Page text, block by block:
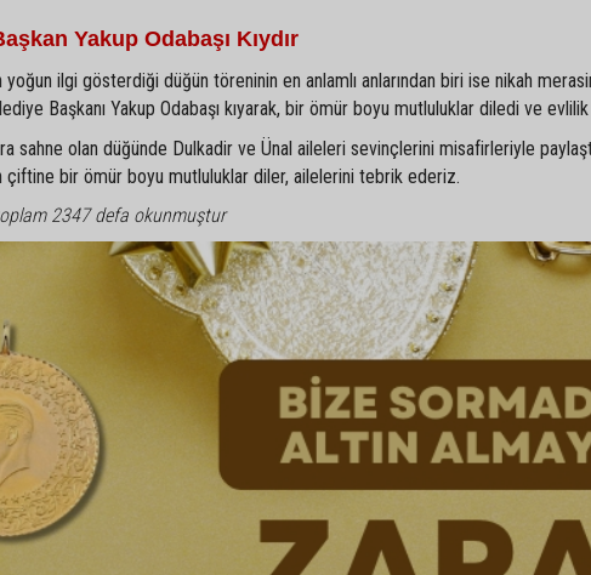
Yakup Odabaşı Kıydır
ilgi gösterdiği düğün töreninin en anlamlı anlarından biri ise nikah
Başkanı Yakup Odabaşı kıyarak, bir ömür boyu mutluluklar diledi ve
sahne olan düğünde Dulkadir ve Ünal aileleri sevinçlerini misafirleriyle
çiftine bir ömür boyu mutluluklar diler, ailelerini tebrik ederiz.
2347 defa okunmuştur